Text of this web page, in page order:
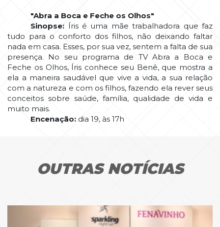
"Abra a Boca e Feche os Olhos"
Sinopse: Íris é uma mãe trabalhadora que faz
tudo para o conforto dos filhos, não deixando faltar
nada em casa. Esses, por sua vez, sentem a falta de sua
presença. No seu programa de TV Abra a Boca e
Feche os Olhos, Íris conhece seu Benê, que mostra a
ela a maneira saudável que vive a vida, a sua relação
com a natureza e com os filhos, fazendo ela rever seus
conceitos sobre saúde, família, qualidade de vida e
muito mais.
Encenação: dia 19, às 17h
OUTRAS NOTÍCIAS